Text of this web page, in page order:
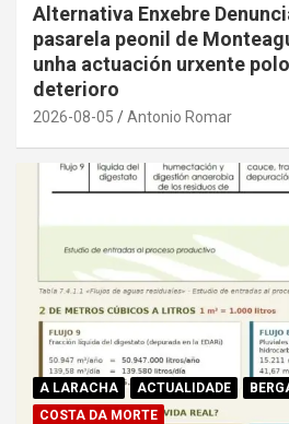
Alternativa Enxebre
pasarela peonil de
unha actuación urxente
deterioro
2026-08-05 Antonio Romar
A LARACHA ACTUALIDADE
COSTA DA MORTE